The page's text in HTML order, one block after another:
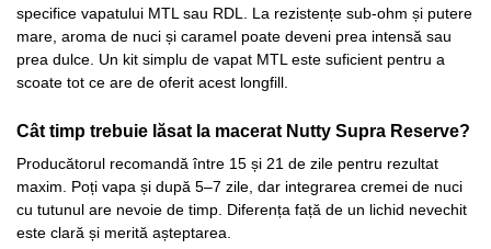
specifice vapatului MTL sau RDL. La rezistențe sub-ohm și putere
mare, aroma de nuci și caramel poate deveni prea intensă sau
prea dulce. Un kit simplu de vapat MTL este suficient pentru a
scoate tot ce are de oferit acest longfill.
Cât timp trebuie lăsat la macerat Nutty Supra Reserve?
Producătorul recomandă între 15 și 21 de zile pentru rezultat
maxim. Poți vapa și după 5–7 zile, dar integrarea cremei de nuci
cu tutunul are nevoie de timp. Diferența față de un lichid nevechit
este clară și merită așteptarea.